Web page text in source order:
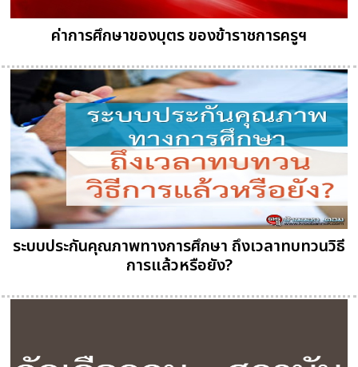
ค่าการศึกษาของบุตร ของข้าราชการครูฯ
ระบบประกันคุณภาพทางการศึกษา ถึงเวลาทบทวนวิธี
การแล้วหรือยัง?